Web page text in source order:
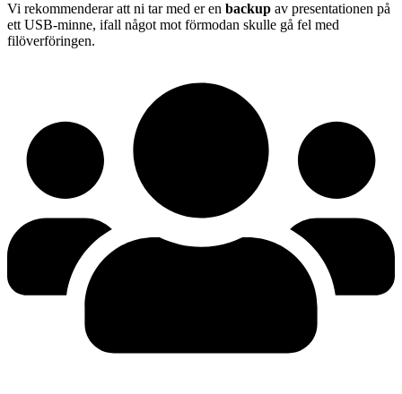
Vi rekommenderar att ni tar med er en backup av presentationen på
ett USB-minne, ifall något mot förmodan skulle gå fel med
filöverföringen.